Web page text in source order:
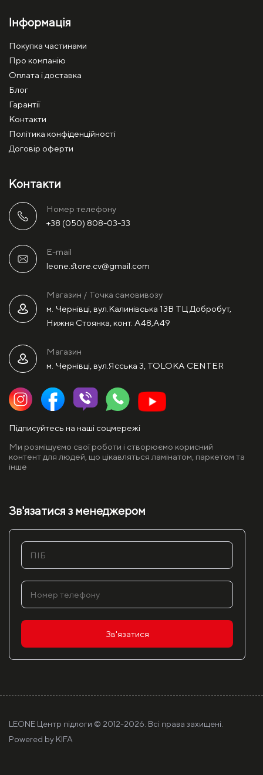
Інформація
Покупка частинами
Про компанію
Оплата і доставка
Блог
Гарантії
Контакти
Політика конфіденційності
Договір оферти
Контакти
Номер телефону
+38 (050) 808-03-33
E-mail
leone.store.cv@gmail.com
Магазин / Точка самовивозу
м. Чернівці, вул.Калинівська 13В ТЦ Добробут,
Нижня Стоянка, конт. А48,А49
Магазин
м. Чернівці, вул.Ясська 3, TOLOKA CENTER
Підписуйтесь на наші соцмережі
Ми розміщуємо свої роботи і створюємо корисний
контент для людей, що цікавляться ламінатом, паркетом та
інше
Зв'язатися з менеджером
Зв'язатися
LEONE Центр підлоги © 2012-2026. Всі права захищені.
Powered by KIFA